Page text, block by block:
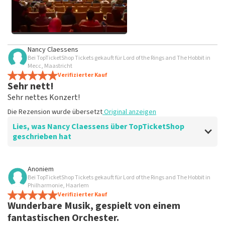
anzeigen
Nancy Claessens
Bei TopTicketShop Tickets gekauft für Lord of the Rings and The Hobbit in
Mecc, Maastricht
Verifizierter Kauf
Sehr nett!
Sehr nettes Konzert!
Die Rezension wurde übersetztOriginal anzeigen
Lies, was Nancy Claessens über TopTicketShop
geschrieben hat
Bewertung von Nancy Claessens über
Kommunikation Claire.
Die Rezension wurde übersetzt
Anoniem
Bei TopTicketShop Tickets gekauft für Lord of the Rings and The Hobbit in
Philharmonie, Haarlem
Verifizierter Kauf
Wunderbare Musik, gespielt von einem
fantastischen Orchester.